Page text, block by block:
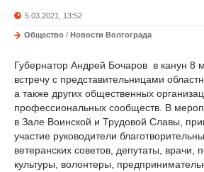
5.03.2021, 13:52
Общество / Новости Волгограда
Губернатор Андрей Бочаров в канун 8
встречу с представительницами
а также других общественных
профессиональных сообществ. В
в Зале Воинской и Трудовой Славы,
участие руководители
ветеранских советов, депутаты, врачи,
культуры, волонтеры,